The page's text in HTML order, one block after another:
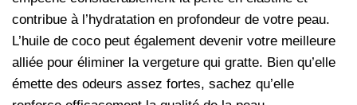
contribue à l’hydratation en profondeur de votre peau.
L’huile de coco peut également devenir votre meilleure
alliée pour éliminer la vergeture qui gratte. Bien qu’elle
émette des odeurs assez fortes, sachez qu’elle